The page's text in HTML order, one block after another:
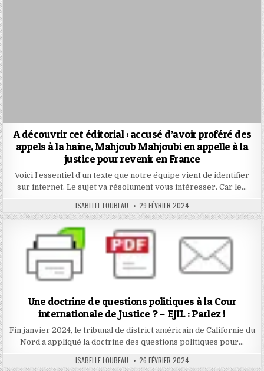
A découvrir cet éditorial : accusé d’avoir proféré des
appels à la haine, Mahjoub Mahjoubi en appelle à la
justice pour revenir en France
Voici l’essentiel d’un texte que notre équipe vient de identifier
sur internet. Le sujet va résolument vous intéresser. Car le…
AUTHOR:
ISABELLE LOUBEAU PUBLISHED
DATE:
29 FÉVRIER 2024
Une doctrine de questions politiques à la Cour
internationale de Justice ? – EJIL : Parlez !
Fin janvier 2024, le tribunal de district américain de Californie du
Nord a appliqué la doctrine des questions politiques pour…
AUTHOR:
ISABELLE LOUBEAU PUBLISHED
DATE:
26 FÉVRIER 2024